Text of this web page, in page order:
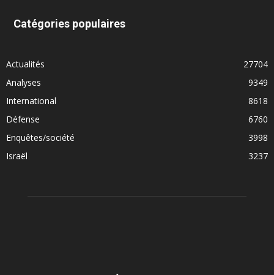
Catégories populaires
Actualités
27704
Analyses
9349
International
8618
Défense
6760
Enquêtes/société
3998
Israël
3237